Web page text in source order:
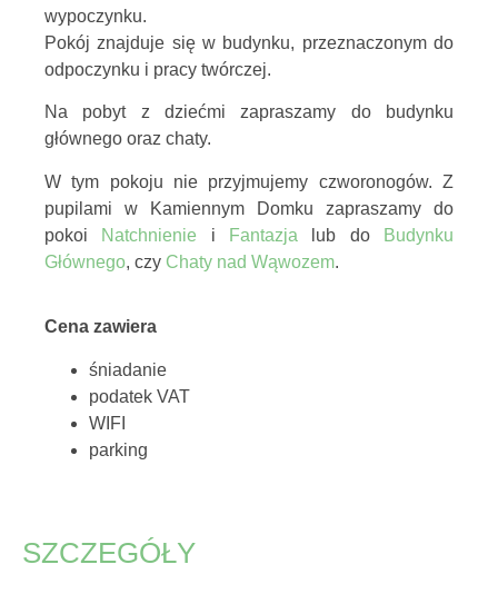
wypoczynku.
Pokój znajduje się w budynku, przeznaczonym do
odpoczynku i pracy twórczej.
Na pobyt z dziećmi zapraszamy do budynku
głównego oraz chaty.
W tym pokoju nie przyjmujemy czworonogów. Z
pupilami w Kamiennym Domku zapraszamy do
pokoi Natchnienie i Fantazja lub do
Budynku
Głównego, czy Chaty nad Wąwozem.
Cena zawiera
śniadanie
podatek VAT
WIFI
parking
SZCZEGÓŁY